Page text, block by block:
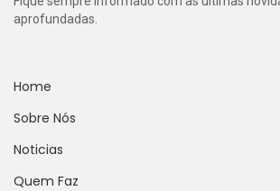
aprofundadas.
Home
Sobre Nós
Noticias
Quem Faz